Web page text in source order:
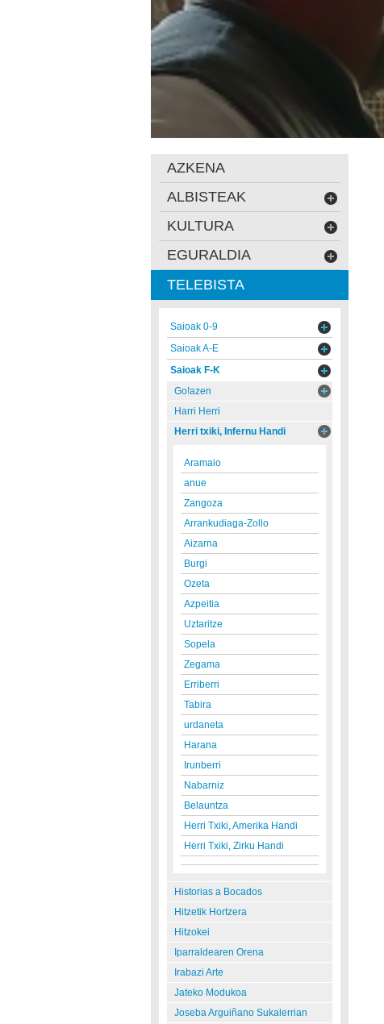
AZKENA
ALBISTEAK
KULTURA
EGURALDIA
TELEBISTA
Saioak 0-9
Saioak A-E
Saioak F-K
Go!azen
Harri Herri
Herri txiki, Infernu Handi
Aramaio
anue
Zangoza
Arrankudiaga-Zollo
Aizarna
Burgi
Ozeta
Azpeitia
Uztaritze
Sopela
Zegama
Erriberri
Tabira
urdaneta
Harana
Irunberri
Nabarniz
Belauntza
Herri Txiki, Amerika Handi
Herri Txiki, Zirku Handi
Historias a Bocados
Hitzetik Hortzera
Hitzokei
Iparraldearen Orena
Irabazi Arte
Jateko Modukoa
Joseba Arguiñano Sukalerrian